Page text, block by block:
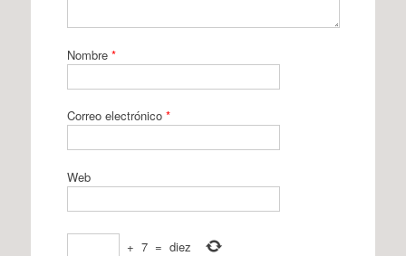
Nombre *
Correo electrónico *
Web
+ 7 = diez